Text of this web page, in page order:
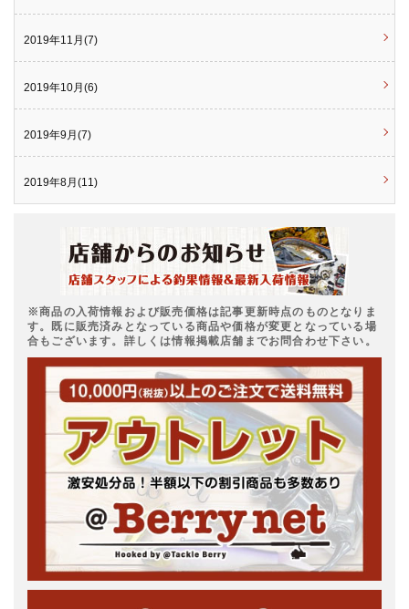
2019年11月(7)
2019年10月(6)
2019年9月(7)
2019年8月(11)
※商品の入荷情報および販売価格は記事更新時点のものとなりま
す。既に販売済みとなっている商品や価格が変更となっている場
合もございます。詳しくは情報掲載店舗までお問合わせ下さい。